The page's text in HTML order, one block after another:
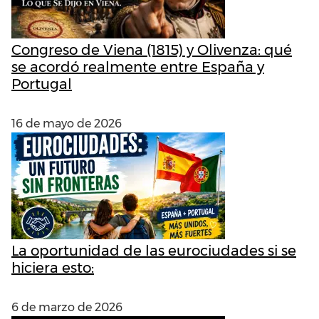
Congreso de Viena (1815) y Olivenza: qué
se acordó realmente entre España y
Portugal
16 de mayo de 2026
La oportunidad de las eurociudades si se
hiciera esto:
6 de marzo de 2026